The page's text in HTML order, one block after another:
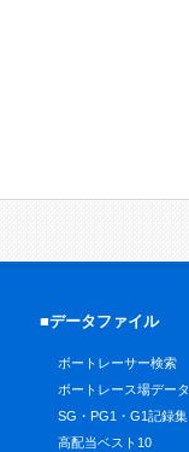
■データファイル
ボートレーサー検索
ボートレース場データ
SG・PG1・G1記録集
高配当ベスト10